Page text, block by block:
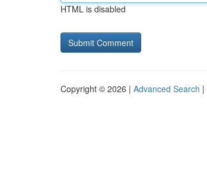
HTML is disabled
Copyright © 2026 | Advanced Search |